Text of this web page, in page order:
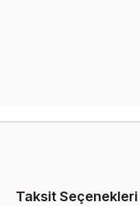
Taksit Seçenekleri